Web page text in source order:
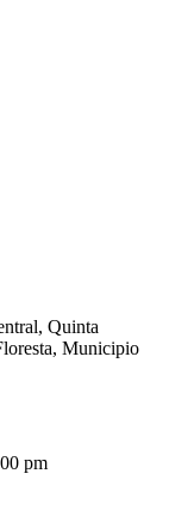
Quinta
Municipio
pm